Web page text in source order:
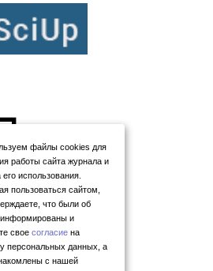
файлы cookies для
работы сайта журнала и
его использования.
пользоваться сайтом,
что были об
и
свое согласие на
персональных данных, а
с нашей